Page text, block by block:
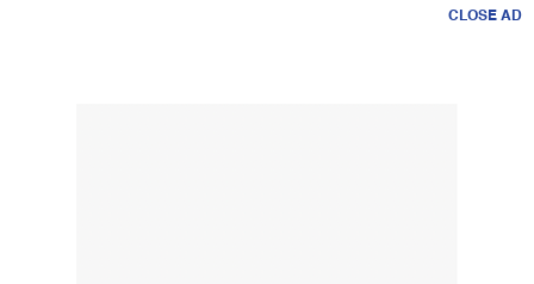
CLOSE AD